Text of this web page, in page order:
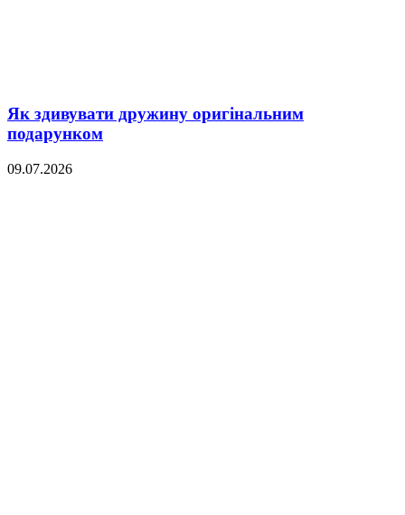
Як здивувати дружину оригінальним
подарунком
09.07.2026